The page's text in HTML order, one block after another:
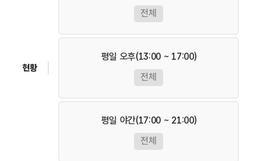
전체
평일 오후(13:00 ~ 17:00)
전체
평일 야간(17:00 ~ 21:00)
전체